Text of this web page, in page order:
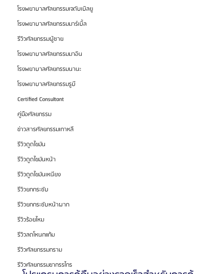
โรงพยาบาลศัลยกรรมเจดับเบิลยู
โรงพยาบาลศัลยกรรมมาร์เบิ้ล
รีวิวศัลยกรรมผู้ชาย
โรงพยาบาลศัลยกรรมมาอิน
โรงพยาบาลศัลยกรรมนานะ
โรงพยาบาลศัลยกรรมรูบี
Certified Consultant
คู่มือศัลยกรรม
ข่าวสารศัลยกรรมเกาหลี
รีวิวดูดไขมัน
รีวิวดูดไขมันหน้า
รีวิวดูดไขมันเหนียง
รีวิวยกกระชับ
รีวิวยกกระชับหน้าผาก
รีวิวร้อยไหม
รีวิวลดโหนกแก้ม
รีวิวศัลยกรรมกราม
รีวิวศัลยกรรมขากรรไกร